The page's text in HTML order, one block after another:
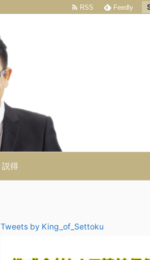
説得
RSS Feedly
Tweets by King_of_Settoku